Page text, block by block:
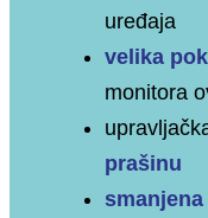
uređaja
velika
monitora
prašinu